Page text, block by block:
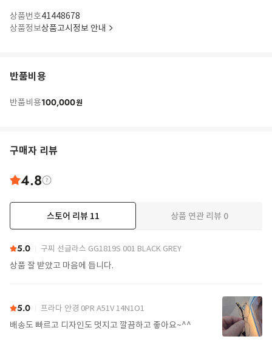
상품번호41448678
상품정보상품고시정보 안내
반품비용
반품비용100,000원
구매자 리뷰
4.8
스토어 리뷰 11 상품 연관 리뷰 0
5.0 구찌 선글라스 GG1819S 001 BLACK GREY
상품 잘 받았고 마음에 듭니다.
5.0 프라다 안경 0PR A51V 14N1O1
배송도 빠르고 디자인도 멋지고 깔끔하고 좋아요~^^